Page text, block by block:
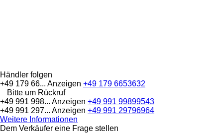
Händler folgen
+49 179 66... Anzeigen +49 179 6653632
Bitte um Rückruf
+49 991 998... Anzeigen +49 991 99899543
+49 991 297... Anzeigen +49 991 29796964
Weitere Informationen
Dem Verkäufer eine Frage stellen